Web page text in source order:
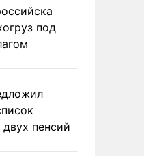
под
двух пенсий